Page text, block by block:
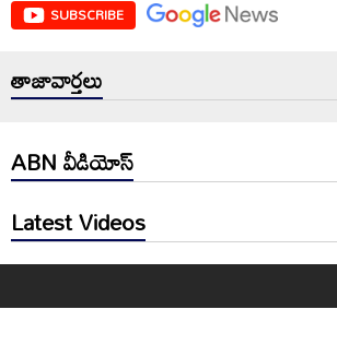
SUBSCRIBE
తాజావార్తలు
ABN వీడియోస్
Latest Videos